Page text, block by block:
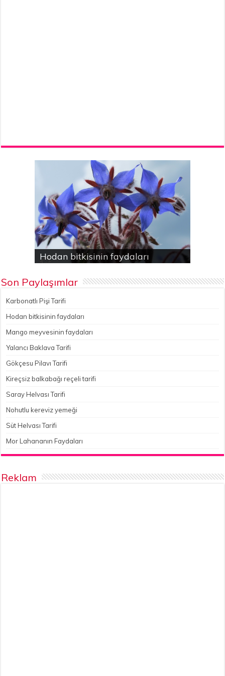
Karbonatlı Pişi Tarifi
Hodan bitkisinin faydaları
Yalancı Baklava Tarifi
Gökçesu Pilavı Tarifi
Nohutlu kereviz yemeği
Son Paylaşımlar
Karbonatlı Pişi Tarifi
Hodan bitkisinin faydaları
Mango meyvesinin faydaları
Yalancı Baklava Tarifi
Gökçesu Pilavı Tarifi
Kireçsiz balkabağı reçeli tarifi
Saray Helvası Tarifi
Nohutlu kereviz yemeği
Süt Helvası Tarifi
Mor Lahananın Faydaları
Reklam